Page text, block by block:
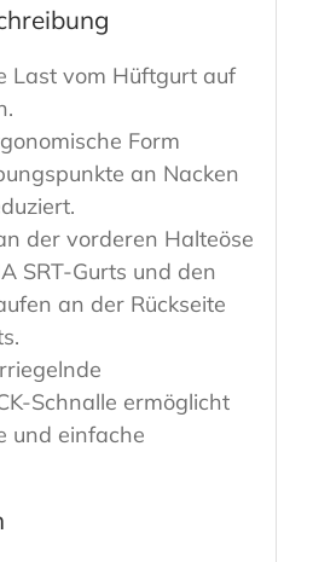
Last vom Hüftgurt auf
Form
an Nacken
der vorderen Halteöse
SRT-Gurts und den
an der Rückseite
Schnalle ermöglicht
und einfache